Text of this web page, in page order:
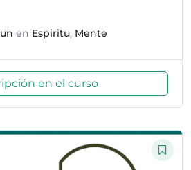
en Espiritu, Mente
en el curso